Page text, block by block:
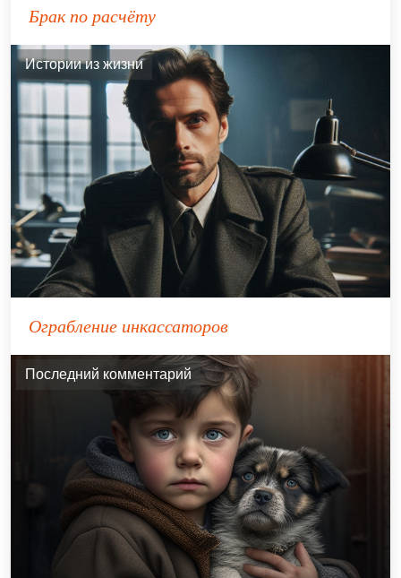
Брак по расчёту
Истории из жизни
Ограбление инкассаторов
Последний комментарий